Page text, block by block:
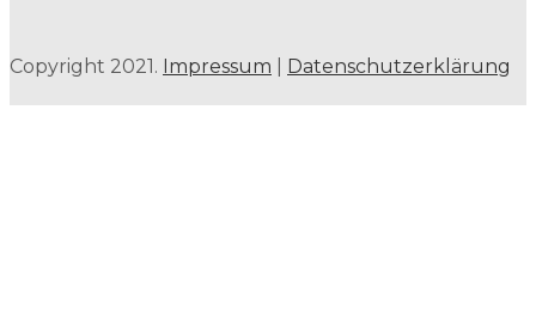
Copyright 2021. Impressum Datenschutzerklärung